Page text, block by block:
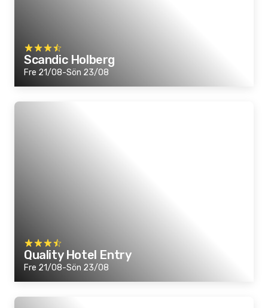
Scandic Holberg
Fre 21/08-Sön 23/08
Quality Hotel Entry
Fre 21/08-Sön 23/08